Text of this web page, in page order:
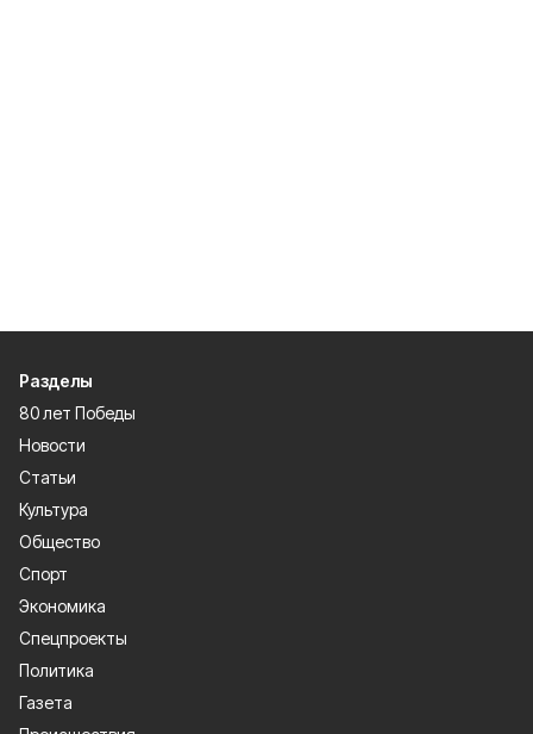
Разделы
80 лет Победы
Новости
Статьи
Культура
Общество
Спорт
Экономика
Спецпроекты
Политика
Газета